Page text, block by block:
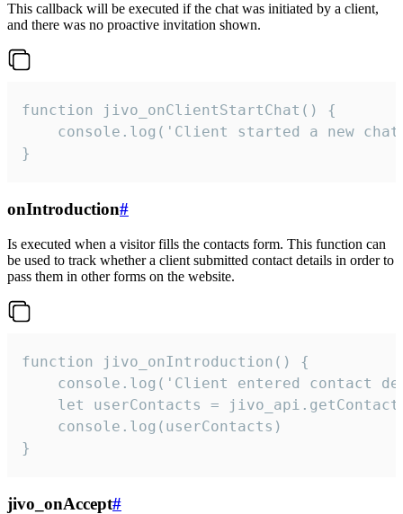
This callback will be executed if the chat was initiated by a client,
and there was no proactive invitation shown.
function jivo_onClientStartChat() {
console.log('Client started a new
}
onIntroduction#
Is executed when a visitor fills the contacts form. This function can
be used to track whether a client submitted contact details in order to
pass them in other forms on the website.
function jivo_onIntroduction() {
console.log('Client entered contact
let userContacts =
    console.log(userContacts)
}
jivo_onAccept#